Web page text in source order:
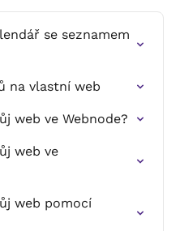
se seznamem
na vlastní web
web ve Webnode?
web ve
web pomocí